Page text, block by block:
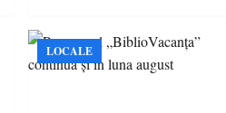
LOCALE